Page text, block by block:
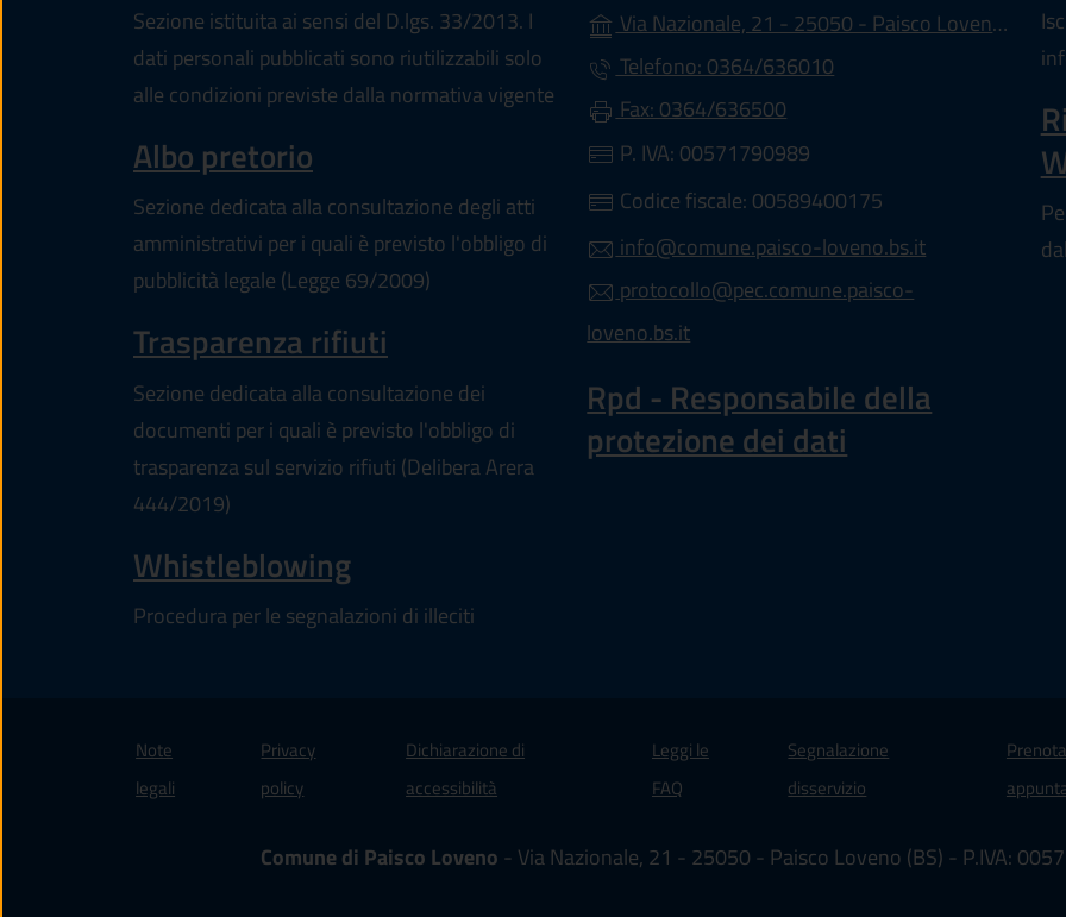
Sezione istituita ai sensi del D.lgs. 33/2013. I
dati personali pubblicati sono riutilizzabili solo
alle condizioni previste dalla normativa vigente
Albo pretorio
Sezione dedicata alla consultazione degli atti
amministrativi per i quali è previsto l'obbligo di
pubblicità legale (Legge 69/2009)
Trasparenza rifiuti
Sezione dedicata alla consultazione dei
documenti per i quali è previsto l'obbligo di
trasparenza sul servizio rifiuti (Delibera Arera
444/2019)
Whistleblowing
Procedura per le segnalazioni di illeciti
Via Nazionale, 21 - 25050 - Paisco Loveno (BS)
Telefono: 0364/636010
Fax: 0364/636500
P. IVA: 00571790989
Codice fiscale: 00589400175
info@comune.paisco-loveno.bs.it
protocollo@pec.comune.paisco-
loveno.bs.it
Rpd - Responsabile della
protezione dei dati
Note
legali
Privacy
policy
Dichiarazione di
accessibilità (apre in un'altra scheda).
Leggi le
FAQ
Segnalazione
disservizio
Comune di Paisco Loveno - Via Nazionale, 21 - 25050 - Paisco Loveno (BS) - P.IVA: